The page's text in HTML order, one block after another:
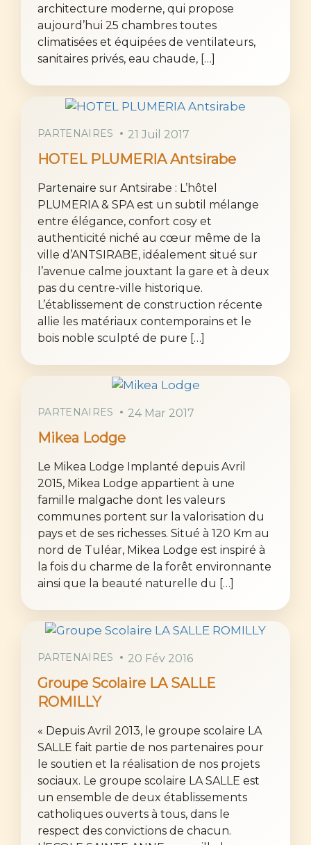
architecture moderne, qui propose
aujourd’hui 25 chambres toutes
climatisées et équipées de ventilateurs,
sanitaires privés, eau chaude, […]
PARTENAIRES 21 Juil 2017
HOTEL PLUMERIA Antsirabe
Partenaire sur Antsirabe : L’hôtel
PLUMERIA & SPA est un subtil mélange
entre élégance, confort cosy et
authenticité niché au cœur même de la
ville d’ANTSIRABE, idéalement situé sur
l’avenue calme jouxtant la gare et à deux
pas du centre-ville historique.
L’établissement de construction récente
allie les matériaux contemporains et le
bois noble sculpté de pure […]
PARTENAIRES 24 Mar 2017
Mikea Lodge
Le Mikea Lodge Implanté depuis Avril
2015, Mikea Lodge appartient à une
famille malgache dont les valeurs
communes portent sur la valorisation du
pays et de ses richesses. Situé à 120 Km au
nord de Tuléar, Mikea Lodge est inspiré à
la fois du charme de la forêt environnante
ainsi que la beauté naturelle du […]
PARTENAIRES 20 Fév 2016
Groupe Scolaire LA SALLE
ROMILLY
« Depuis Avril 2013, le groupe scolaire LA
SALLE fait partie de nos partenaires pour
le soutien et la réalisation de nos projets
sociaux. Le groupe scolaire LA SALLE est
un ensemble de deux établissements
catholiques ouverts à tous, dans le
respect des convictions de chacun.